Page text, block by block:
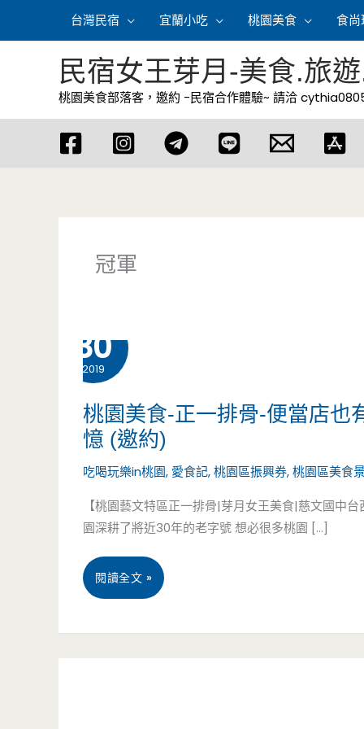
容
台灣民宿 宜蘭小吃 桃園美食 食尚
民宿女王芽月-美食.旅
桃園美食部落客，邀約 -民宿合作體驗~ 請洽
冠軍
30
2019
桃園美食-正一排骨-便當店也
憶 (邀約)
吃喝玩樂in桃園, 愛食記,桃園區振興券,桃園區美食
【桃園藝文特區正一排骨|芽月女王美食|慈文國中
園深耕了將近30年的老字號 想必很多桃園 […]
桃
閱讀全文 »